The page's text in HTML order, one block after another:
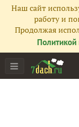
Наш сайт
работу и
Продолжая